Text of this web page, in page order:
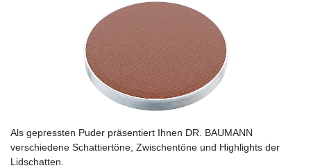
Als gepressten Puder präsentiert Ihnen DR. BAUMANN
verschiedene Schattiertöne, Zwischentöne und Highlights der
Lidschatten.